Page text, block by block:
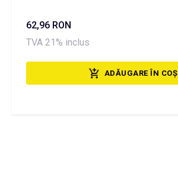
62,96 RON
TVA 21% inclus
ADĂUGARE ÎN COȘ